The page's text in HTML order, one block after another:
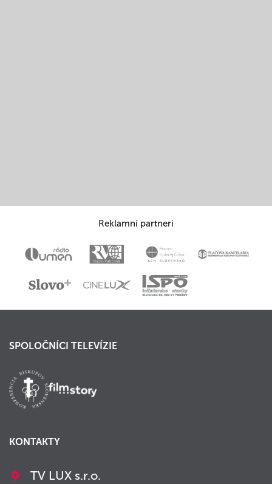
Reklamní partneri
SPOLOČNÍCI TELEVÍZIE
KONTAKTY
TV LUX s.r.o.